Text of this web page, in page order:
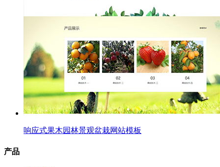
响应式果木园林景观盆栽网站模板
产品